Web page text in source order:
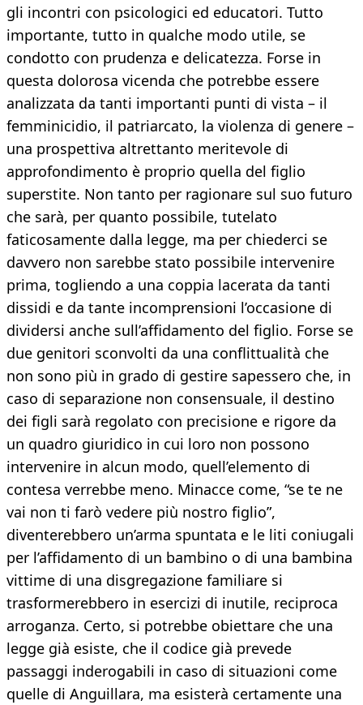
gli incontri con psicologici ed educatori. Tutto
importante, tutto in qualche modo utile, se
condotto con prudenza e delicatezza. Forse in
questa dolorosa vicenda che potrebbe essere
analizzata da tanti importanti punti di vista – il
femminicidio, il patriarcato, la violenza di genere –
una prospettiva altrettanto meritevole di
approfondimento è proprio quella del figlio
superstite. Non tanto per ragionare sul suo futuro
che sarà, per quanto possibile, tutelato
faticosamente dalla legge, ma per chiederci se
davvero non sarebbe stato possibile intervenire
prima, togliendo a una coppia lacerata da tanti
dissidi e da tante incomprensioni l’occasione di
dividersi anche sull’affidamento del figlio. Forse se
due genitori sconvolti da una conflittualità che
non sono più in grado di gestire sapessero che, in
caso di separazione non consensuale, il destino
dei figli sarà regolato con precisione e rigore da
un quadro giuridico in cui loro non possono
intervenire in alcun modo, quell’elemento di
contesa verrebbe meno. Minacce come, “se te ne
vai non ti farò vedere più nostro figlio”,
diventerebbero un’arma spuntata e le liti coniugali
per l’affidamento di un bambino o di una bambina
vittime di una disgregazione familiare si
trasformerebbero in esercizi di inutile, reciproca
arroganza. Certo, si potrebbe obiettare che una
legge già esiste, che il codice già prevede
passaggi inderogabili in caso di situazioni come
quelle di Anguillara, ma esisterà certamente una